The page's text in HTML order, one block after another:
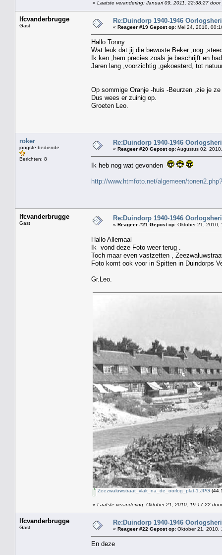
« Laatste verandering: Januari 09, 2011, 22:38:27 door
lfcvanderbrugge
Gast
Re:Duindorp 1940-1946
« Reageer #19 Gepost op: Mei 24, 2010,
Hallo Tonny.
Wat leuk dat jij die bewuste Beker ,nog
Ik ken ,hem precies zoals je beschrijft en
Jaren lang ,voorzichtig ,gekoesterd, tot
Op sommige Oranje -huis -Beurzen ,zie je
Dus wees er zuinig op.
Groeten Leo.
roker
jongste bediende
Berichten: 8
Re:Duindorp 1940-1946
« Reageer #20 Gepost op:Augustus 02,
Ik heb nog wat gevonden
http://www.htmfoto.net/algemeen/
lfcvanderbrugge
Gast
Re:Duindorp 1940-1946
« Reageer #21 Gepost op: Oktober 21, 2010,
Hallo Allemaal
Ik vond deze Foto weer terug .
Toch maar even vastzetten ,
Foto komt ook voor in Spitten in Duindorps
Gr.Leo.
Zeezwaluwstraat_vlak_na_de_oorlog_plat-1.JPG
« Laatste verandering: Oktober 21, 2010, 19:17:22
lfcvanderbrugge
Gast
Re:Duindorp 1940-1946
« Reageer #22 Gepost op: Oktober 21, 2010,
En deze